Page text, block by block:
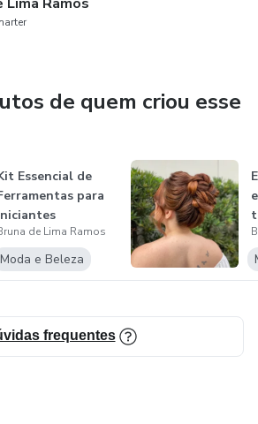
de quem criou esse
Essencial de
para
de Lima Ramos
Moda e Beleza
frequentes